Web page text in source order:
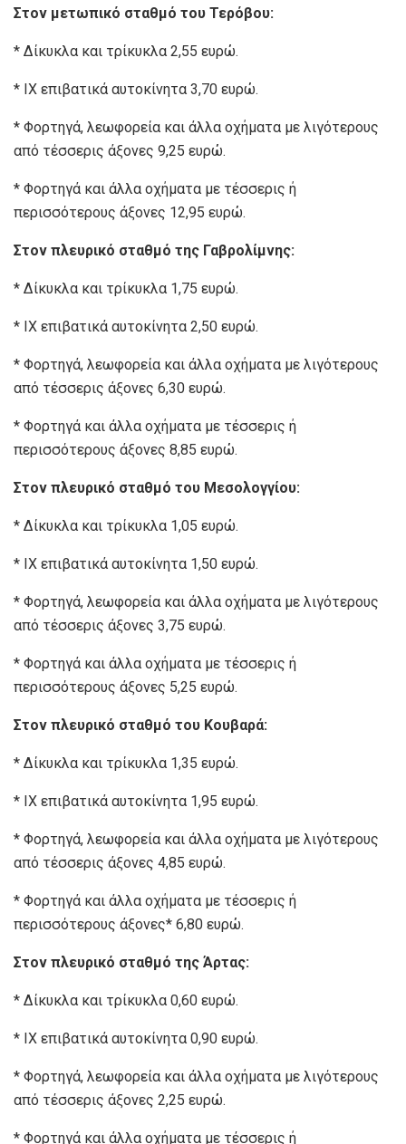
Στον μετωπικό σταθμό του Τερόβου:
* Δίκυκλα και τρίκυκλα 2,55 ευρώ.
* ΙΧ επιβατικά αυτοκίνητα 3,70 ευρώ.
* Φορτηγά, λεωφορεία και άλλα οχήματα με λιγότερους
από τέσσερις άξονες 9,25 ευρώ.
* Φορτηγά και άλλα οχήματα με τέσσερις ή
περισσότερους άξονες 12,95 ευρώ.
Στον πλευρικό σταθμό της Γαβρολίμνης:
* Δίκυκλα και τρίκυκλα 1,75 ευρώ.
* ΙΧ επιβατικά αυτοκίνητα 2,50 ευρώ.
* Φορτηγά, λεωφορεία και άλλα οχήματα με λιγότερους
από τέσσερις άξονες 6,30 ευρώ.
* Φορτηγά και άλλα οχήματα με τέσσερις ή
περισσότερους άξονες 8,85 ευρώ.
Στον πλευρικό σταθμό του Μεσολογγίου:
* Δίκυκλα και τρίκυκλα 1,05 ευρώ.
* ΙΧ επιβατικά αυτοκίνητα 1,50 ευρώ.
* Φορτηγά, λεωφορεία και άλλα οχήματα με λιγότερους
από τέσσερις άξονες 3,75 ευρώ.
* Φορτηγά και άλλα οχήματα με τέσσερις ή
περισσότερους άξονες 5,25 ευρώ.
Στον πλευρικό σταθμό του Κουβαρά:
* Δίκυκλα και τρίκυκλα 1,35 ευρώ.
* ΙΧ επιβατικά αυτοκίνητα 1,95 ευρώ.
* Φορτηγά, λεωφορεία και άλλα οχήματα με λιγότερους
από τέσσερις άξονες 4,85 ευρώ.
* Φορτηγά και άλλα οχήματα με τέσσερις ή
περισσότερους άξονες* 6,80 ευρώ.
Στον πλευρικό σταθμό της Άρτας:
* Δίκυκλα και τρίκυκλα 0,60 ευρώ.
* ΙΧ επιβατικά αυτοκίνητα 0,90 ευρώ.
* Φορτηγά, λεωφορεία και άλλα οχήματα με λιγότερους
από τέσσερις άξονες 2,25 ευρώ.
* Φορτηγά και άλλα οχήματα με τέσσερις ή